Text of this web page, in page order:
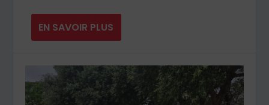
EN SAVOIR PLUS